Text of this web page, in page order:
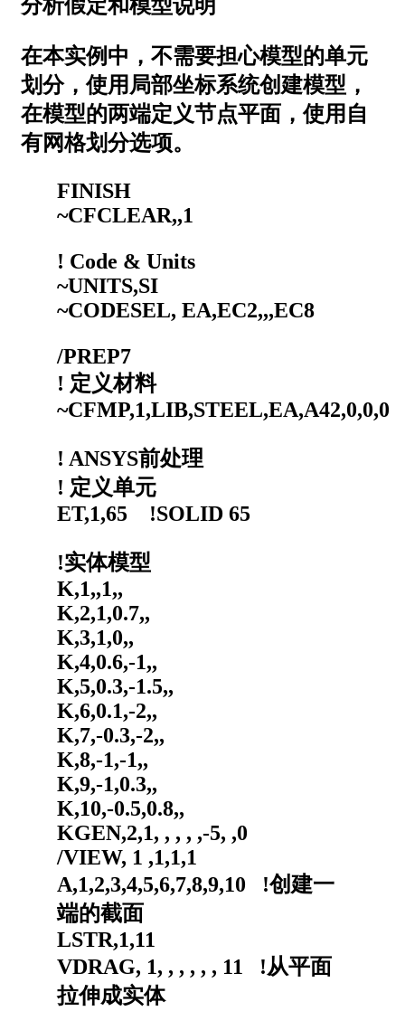
分析假定和模型说明
在本实例中，不需要担心模型的单元
划分，使用局部坐标系统创建模型，
在模型的两端定义节点平面，使用自
有网格划分选项。
FINISH
~CFCLEAR,,1
! Code & Units
~UNITS,SI
~CODESEL, EA,EC2,,,EC8
/PREP7
! 定义材料
~CFMP,1,LIB,STEEL,EA,A42,0,0,0
! ANSYS前处理
! 定义单元
ET,1,65 !SOLID 65
!实体模型
K,1,,1,,
K,2,1,0.7,,
K,3,1,0,,
K,4,0.6,-1,,
K,5,0.3,-1.5,,
K,6,0.1,-2,,
K,7,-0.3,-2,,
K,8,-1,-1,,
K,9,-1,0.3,,
K,10,-0.5,0.8,,
KGEN,2,1, , , , ,-5, ,0
/VIEW, 1 ,1,1,1
A,1,2,3,4,5,6,7,8,9,10 !创建一
端的截面
LSTR,1,11
VDRAG, 1, , , , , , 11 !从平面
拉伸成实体